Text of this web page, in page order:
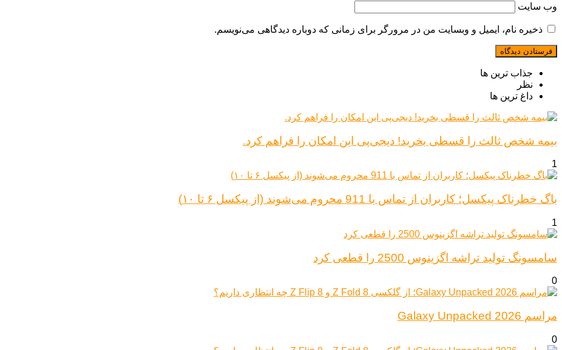
وب‌ سایت
ذخیره نام، ایمیل و وبسایت من در مرورگر برای زمانی که دوباره دیدگاهی می‌نویسم.
جذاب ترین ها
نظر
داغ ترین ها
بیمه شخص ثالث را قسطی بخرید! دیجی‌پی این امکان را فراهم کرد.
1
باگ خطرناک پیکسل؛ کاربران از تماس با 911 محروم می‌شوند (از پیکسل ۶ تا ۱۰)
1
سامسونگ تولید تراشه اگزینوس 2500 را قطعی کرد
0
مراسم Galaxy Unpacked 2026
0